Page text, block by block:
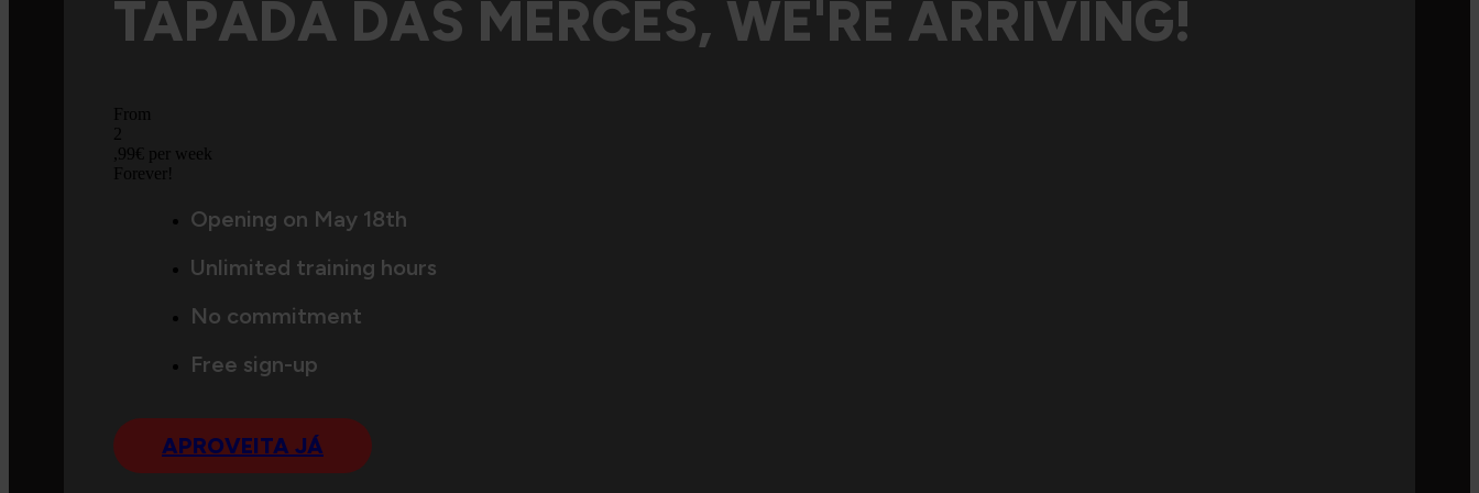
TAPADA DAS MERCÊS, WE'RE ARRIVING!
From
2
,99€
per week
Forever!
Opening on May 18th
Unlimited training hours
No commitment
Free sign-up
APROVEITA JÁ